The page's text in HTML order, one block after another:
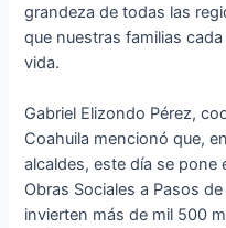
grandeza de todas las
que nuestras familias
vida.
Gabriel Elizondo Pérez,
Coahuila mencionó que,
alcaldes, este día se pone
Obras Sociales a Pasos
invierten más de mil 500